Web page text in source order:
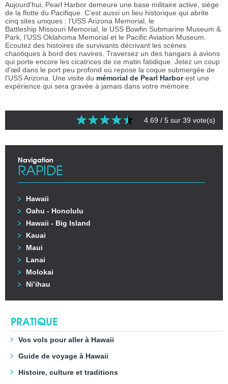
Aujourd'hui, Pearl Harbor demeure une base militaire active, siège
de la flotte du Pacifique. C’est aussi un lieu historique qui abrite
cinq sites uniques : l’USS Arizona Memorial, le
Battleship Missouri Memorial, le USS Bowfin Submarine Museum &
Park, l’USS Oklahoma Memorial et le Pacific Aviation Museum.
Ecoutez des histoires de survivants décrivant les scènes
chaotiques à bord des navires. Traversez un des hangars à avions
qui porte encore les cicatrices de ce matin fatidique. Jetez un coup
d'œil dans le port peu profond où repose la coque submergée de
l'USS Arizona. Une visite du mémorial de Pearl Harborest une
expérience qui sera gravée à jamais dans votre mémoire.
4.69 / 5 sur 39 vote(s)
Navigation
RAPIDE
Hawaii
Oahu - Honolulu
Hawaii - Big Island
Kauai
Maui
Lanai
Molokai
Ni’ihau
PRATIQUE
Vos vols pour aller à Hawaii
Guide de voyage à Hawaii
Histoire, culture et traditions